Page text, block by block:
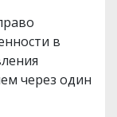
в
через один